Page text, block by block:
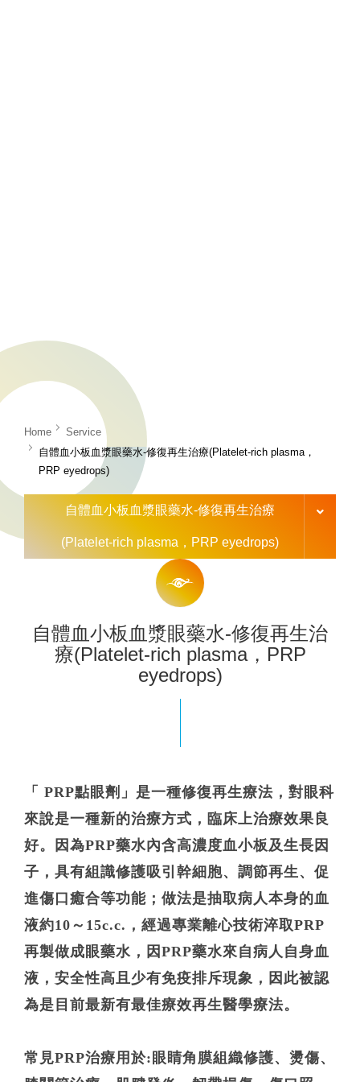
Home
Service
自體血小板血漿眼藥水-修復再生治療(Platelet-rich plasma，
PRP eyedrops)
自體血小板血漿眼藥水-修復再生治療
(Platelet-rich plasma，PRP eyedrops)
自體血小板血漿眼藥水-修復再生治
療(Platelet-rich plasma，PRP
eyedrops)
「 PRP點眼劑」是一種修復再生療法，對眼科
來說是一種新的治療方式，臨床上治療效果良
好。因為PRP藥水內含高濃度血小板及生長因
子，具有組識修護吸引幹細胞、調節再生、促
進傷口癒合等功能；做法是抽取病人本身的血
液約10～15c.c.，經過專業離心技術淬取PRP
再製做成眼藥水，因PRP藥水來自病人自身血
液，安全性高且少有免疫排斥現象，因此被認
為是目前最新有最佳療效再生醫學療法。
常見PRP治療用於:眼睛角膜組織修護、燙傷、